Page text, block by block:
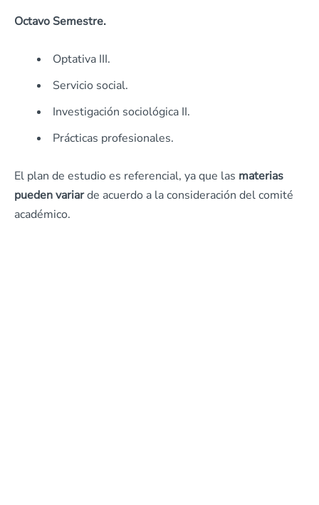
Octavo Semestre.
Optativa III.
Servicio social.
Investigación sociológica II.
Prácticas profesionales.
El plan de estudio es referencial, ya que las materias
pueden variarde acuerdo a la consideración del comité
académico.